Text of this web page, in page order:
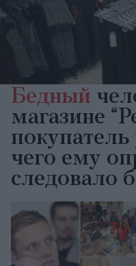
Бедный
магазине
чего ему
следовало